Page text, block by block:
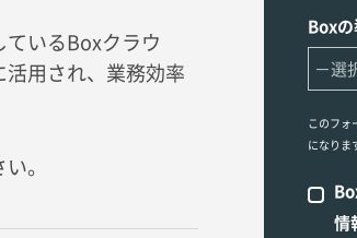
ているBoxクラウ
活用され、業務効率
。
Box
このフォ
になりま
情